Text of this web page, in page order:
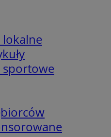
sportowe